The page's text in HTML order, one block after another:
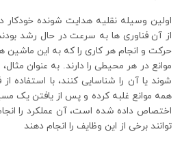
از آن فناوری ها به سرعت در حال رشد بودند
حرکت و انجام هر کاری را که به این ماشین
موانع در هر محیطی را دارند. به عنوان
شوند یا آن را شناسایی کنند، با استفاده
همه موانع غلبه کرده و پس از یافتن یک
اختصاص داده شده است، آن عملکرد را
توانند برخی از این وظایف را انجام دهند